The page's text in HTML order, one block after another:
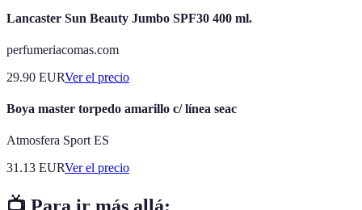
Lancaster Sun Beauty Jumbo SPF30 400 ml.
perfumeriacomas.com
29.90 EURVer el precio
Boya master torpedo amarillo c/ línea seac
Atmosfera Sport ES
31.13 EURVer el precio